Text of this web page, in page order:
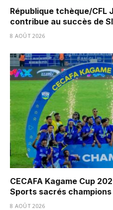
République tchèque/CFL
contribue au succès de
8 AOÛT 2026
CECAFA Kagame Cup
Sports sacrés champions
8 AOÛT 2026